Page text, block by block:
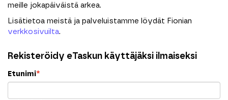
meille jokapäiväistä arkea.
Lisätietoa meistä ja palveluistamme löydät Fionian
verkkosivuilta.
Rekisteröidy eTaskun käyttäjäksi ilmaiseksi
Etunimi*